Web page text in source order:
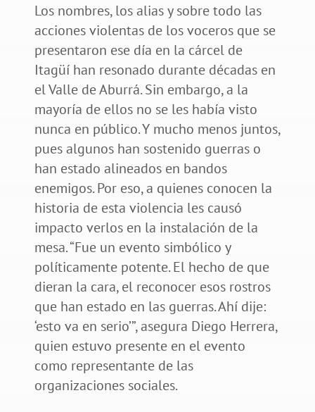
Los nombres, los alias y sobre todo las
acciones violentas de los voceros que se
presentaron ese día en la cárcel de
Itagüí han resonado durante décadas en
el Valle de Aburrá. Sin embargo, a la
mayoría de ellos no se les había visto
nunca en público. Y mucho menos juntos,
pues algunos han sostenido guerras o
han estado alineados en bandos
enemigos. Por eso, a quienes conocen la
historia de esta violencia les causó
impacto verlos en la instalación de la
mesa. “Fue un evento simbólico y
políticamente potente. El hecho de que
dieran la cara, el reconocer esos rostros
que han estado en las guerras. Ahí dije:
‘esto va en serio’”, asegura Diego Herrera,
quien estuvo presente en el evento
como representante de las
organizaciones sociales.